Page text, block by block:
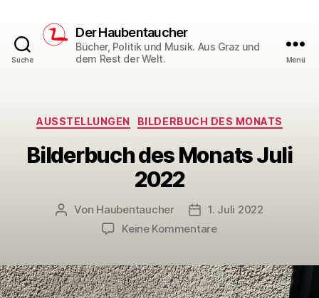
Suche
Der Haubentaucher
Bücher, Politik und Musik. Aus Graz und
dem Rest der Welt.
Menü
Kategorien
AUSSTELLUNGEN BILDERBUCH DES MONATS
Bilderbuch des Monats Juli
2022
Beitragsautor
Von Haubentaucher Veröffentlichungsdatum
1. Juli 2022
Keine Kommentarezu
Monats
Juli